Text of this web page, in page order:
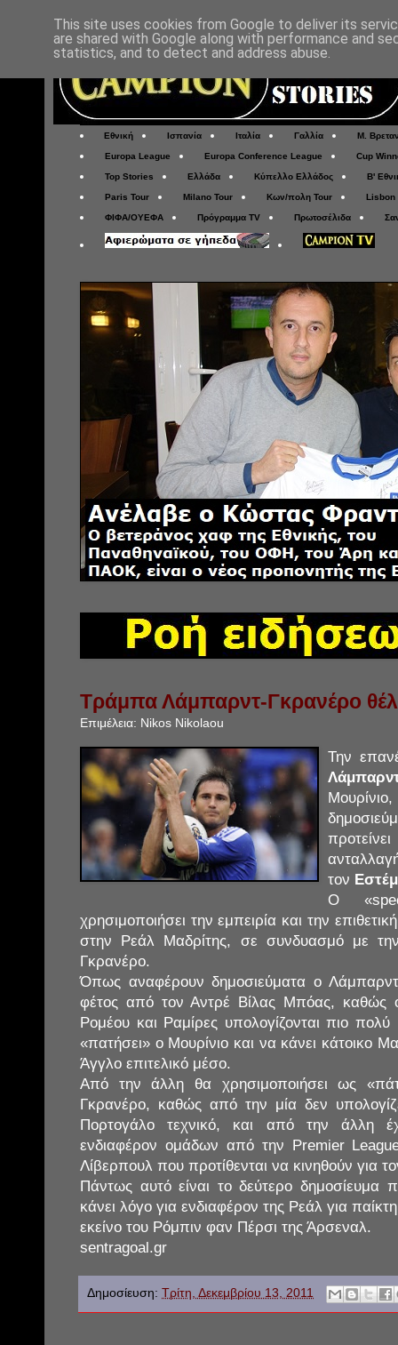
Εθνική Ισπανία Ιταλία Γαλλία Μ.
Europa League Europa Conference League Cup
Top Stories Ελλάδα Κύπελλο Ελλάδος Β'
Paris Tour Milano Tour Κων/πολη Tour Lisbon
ΦΙΦΑ/ΟΥΕΦΑ Πρόγραμμα TV Πρωτοσέλιδα
Τράμπα Λάμπαρντ-Γκρανέρο
Επιμέλεια: Nikos Nikolaou
Την
τον
Ο
χρησιμοποιήσει την εμπειρία και την
στην Ρεάλ Μαδρίτης, σε συνδυασμό με
Γκρανέρο.
Όπως αναφέρουν δημοσιεύματα ο
φέτος από τον Αντρέ Βίλας Μπόας, καθώς
Ρομέου και Ραμίρες υπολογίζονται πιο πολύ
«πατήσει» ο Μουρίνιο και να κάνει κάτοικο
Άγγλο επιτελικό μέσο.
Από την άλλη θα χρησιμοποιήσει ως
Γκρανέρο, καθώς από την μία δεν
Πορτογάλο τεχνικό, και από την άλλη
ενδιαφέρον ομάδων από την Premier
Λίβερπουλ που προτίθενται να κινηθούν για
Πάντως αυτό είναι το δεύτερο δημοσίευμα
κάνει λόγο για ενδιαφέρον της Ρεάλ για
εκείνο του Ρόμπιν φαν Πέρσι της Άρσεναλ.
sentragoal.gr
Δημοσίευση: Τρίτη, Δεκεμβρίου 13, 2011
This site uses cookies from Google to deliver its
are shared with Google along with performance and
statistics, and to detect and address abuse.